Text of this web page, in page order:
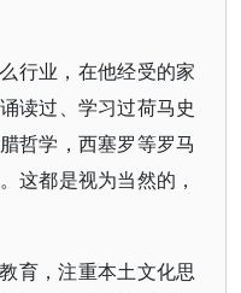
行业，在他经受的家
读过、学习过荷马史
哲学，西塞罗等罗马
这都是视为当然的，
育，注重本土文化思